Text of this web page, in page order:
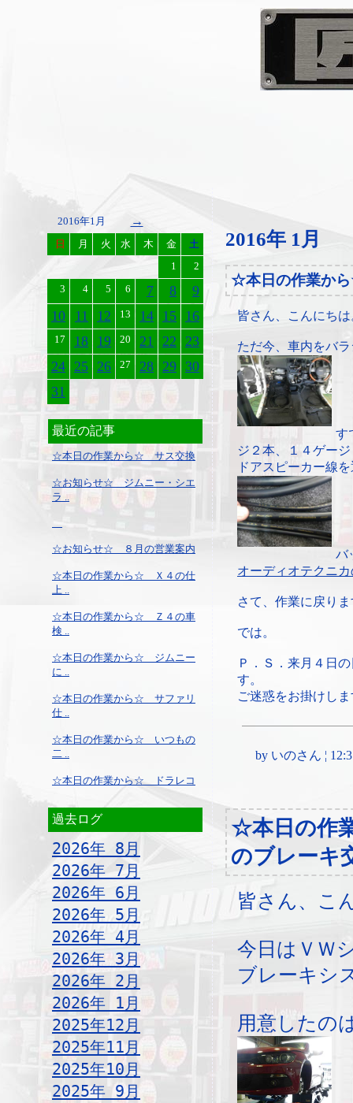
2016年1月 →
日 月 火 水 木 金
土
1
2
3
4 5 6 7 8
9
10
11 12 13 14 15 16
17 18 19 20 21 22 23
24 25 26 27 28 29 30
31
最近の記事
☆本日の作業から☆ サス交換
☆お知らせ☆ ジムニー・シエ
ラ ..
☆お知らせ☆ ８月の営業案内
☆本日の作業から☆ Ｘ４の仕
上 ..
☆本日の作業から☆ Ｚ４の車
検 ..
☆本日の作業から☆ ジムニー
に ..
☆本日の作業から☆ サファリ
仕 ..
☆本日の作業から☆ いつもの
二 ..
☆本日の作業から☆ ドラレコ
過去ログ
2026年 8月
2026年 7月
2026年 6月
2026年 5月
2026年 4月
2026年 3月
2026年 2月
2026年 1月
2025年12月
2025年11月
2025年10月
2025年 9月
2016年 1月
☆本日の作業か
皆さん、こんにちは
ただ今、車内をバ
す
ジ２本、１４ゲー
ドアスピーカー線
バ
オーディオテクニ
さて、作業に戻り
では。
Ｐ．Ｓ．来月４日
す。
ご迷惑をお掛けし
by いのさん ¦
☆本日の作
のブレーキ
皆さん、こ
今日はＶＷ
ブレーキシ
用意したの